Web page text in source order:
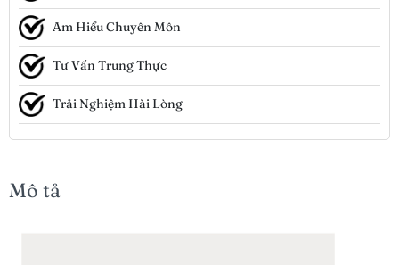
Am Hiểu Chuyên Môn
Tư Vấn Trung Thực
Trải Nghiệm Hài Lòng
Mô tả